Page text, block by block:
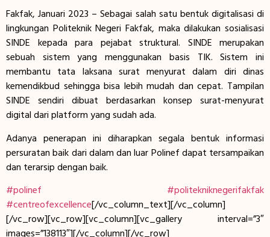
Fakfak, Januari 2023 – Sebagai salah satu bentuk digitalisasi di
lingkungan Politeknik Negeri Fakfak, maka dilakukan sosialisasi
SINDE kepada para pejabat struktural. SINDE merupakan
sebuah sistem yang menggunakan basis TIK. Sistem ini
membantu tata laksana surat menyurat dalam diri dinas
kemendikbud sehingga bisa lebih mudah dan cepat. Tampilan
SINDE sendiri dibuat berdasarkan konsep surat-menyurat
digital dari platform yang sudah ada.
Adanya penerapan ini diharapkan segala bentuk informasi
persuratan baik dari dalam dan luar Polinef dapat tersampaikan
dan terarsip dengan baik.
#polinef
#politekniknegerifakfak
#centreofexcellence[/vc_column_text][/vc_column]
[/vc_row][vc_row][vc_column][vc_gallery interval=”3″